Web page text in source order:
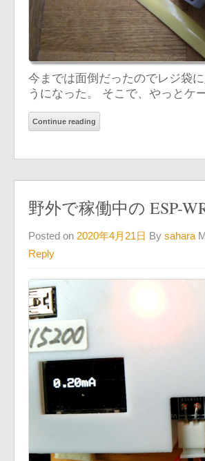
今までは面倒だったのでレジ袋
うになった。 そこで、やっとケ
Continue reading
野外で稼働中の ESP-
Posted on 2020年4月21日 By sahara
Reply